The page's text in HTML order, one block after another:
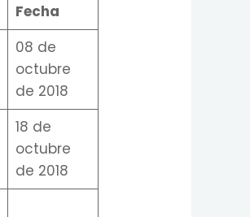
Fecha
08 de
octubre
de 2018
18 de
octubre
de 2018